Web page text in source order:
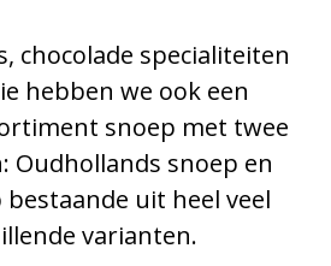
chocolade specialiteiten
hebben we ook een
snoep met twee
Oudhollands snoep en
bestaande uit heel veel
varianten.